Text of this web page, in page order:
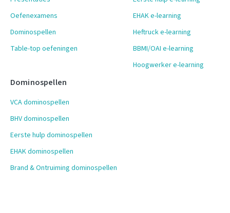
Oefenexamens
Dominospellen
Table-top oefeningen
Dominospellen
VCA dominospellen
BHV dominospellen
Eerste hulp dominospellen
EHAK dominospellen
Brand & Ontruiming dominospellen
EHAK e-learning
Heftruck e-learning
BBMI/OAI e-learning
Hoogwerker e-learning